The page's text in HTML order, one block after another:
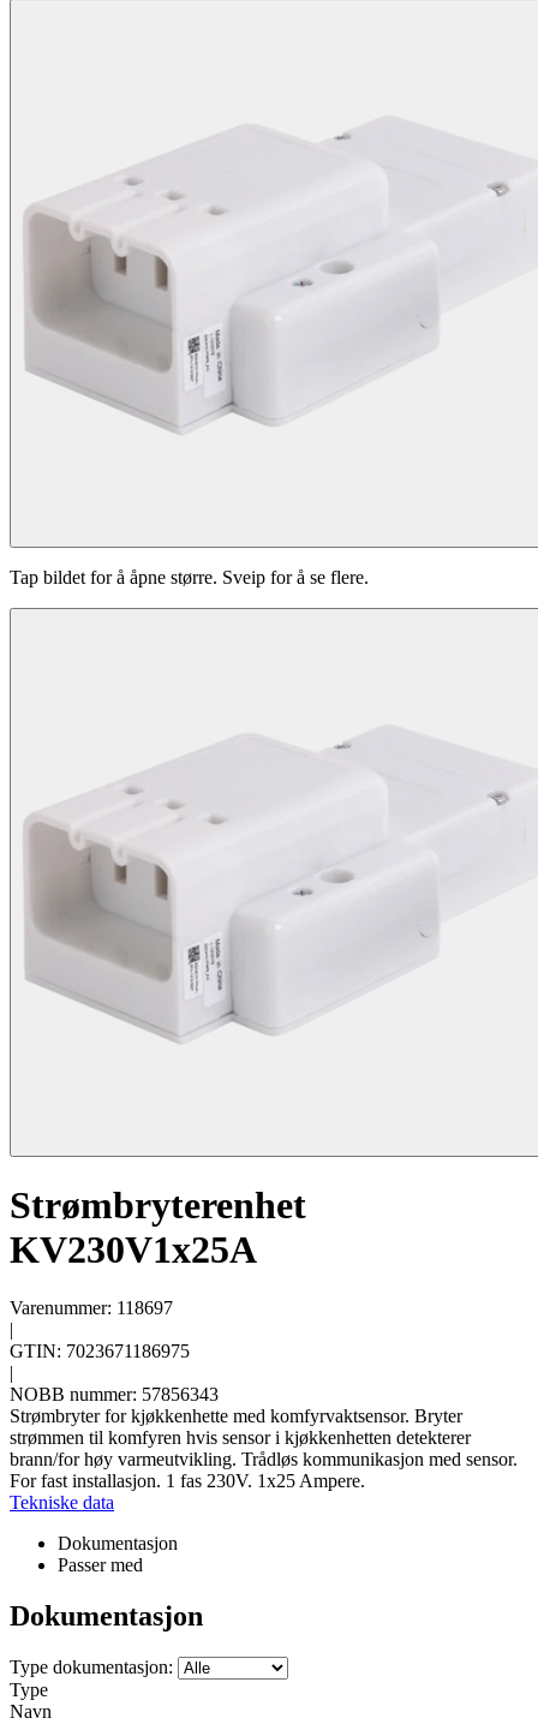
Tap bildet for å åpne større. Sveip for å se flere.
Strømbryterenhet
KV230V1x25A
Varenummer: 118697
|
GTIN: 7023671186975
|
NOBB nummer: 57856343
Strømbryter for kjøkkenhette med komfyrvaktsensor. Bryter
strømmen til komfyren hvis sensor i kjøkkenhetten detekterer
brann/for høy varmeutvikling. Trådløs kommunikasjon med sensor.
For fast installasjon. 1 fas 230V. 1x25 Ampere.
Tekniske data
Dokumentasjon
Passer med
Dokumentasjon
Type dokumentasjon:
Type
Navn